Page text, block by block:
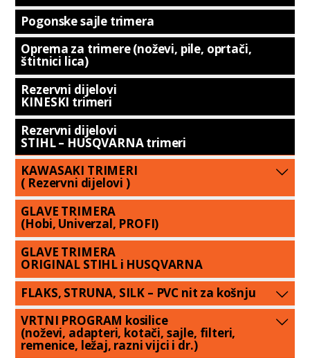
Pogonske sajle trimera
Oprema za trimere (noževi, pile, oprtači,
štitnici lica)
Rezervni dijelovi
KINESKI trimeri
Rezervni dijelovi
STIHL – HUSQVARNA trimeri
KAWASAKI TRIMERI
( Rezervni dijelovi )
GLAVE TRIMERA
(Hobi, Univerzal, PROFI)
GLAVE TRIMERA
ORIGINAL STIHL i HUSQVARNA
FLAKS, STRUNA, SILK – PVC nit za košnju
VRTNI PROGRAM kosilice
(noževi, adapteri, kotači, sajle, filteri,
remenice, ležaj, razni vijci i dr.)